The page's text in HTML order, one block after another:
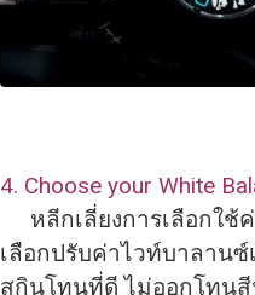
4. Choose your White
หลีกเลี่ยงการเลือกใช้
เลือกปรับค่าไวท์บาลาน
สกินโทนที่ดี ไม่ออกโทนสี